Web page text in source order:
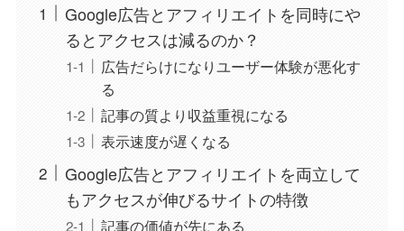
Google広告とアフィリエイトを同時にや
るとアクセスは減るのか？
広告だらけになりユーザー体験が悪化す
る
記事の質より収益重視になる
表示速度が遅くなる
Google広告とアフィリエイトを両立して
もアクセスが伸びるサイトの特徴
記事の価値が先にある